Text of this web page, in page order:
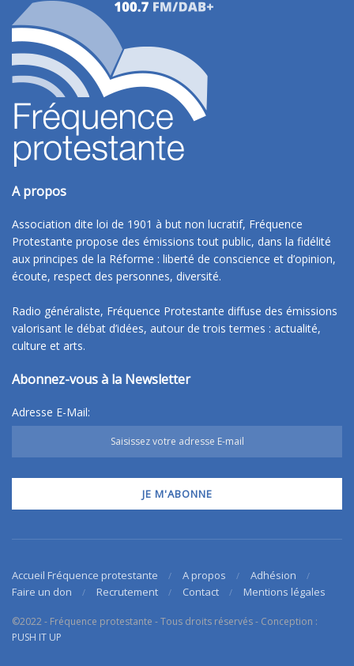
A propos
Association dite loi de 1901 à but non lucratif, Fréquence
Protestante propose des émissions tout public, dans la fidélité
aux principes de la Réforme : liberté de conscience et d’opinion,
écoute, respect des personnes, diversité.
Radio généraliste, Fréquence Protestante diffuse des émissions
valorisant le débat d’idées, autour de trois termes : actualité,
culture et arts.
Abonnez-vous à la Newsletter
Adresse E-Mail:
Accueil Fréquence protestante A propos
Adhésion
Faire un don
Recrutement Contact Mentions légales
©2022 - Fréquence protestante - Tous droits réservés - Conception :
PUSH IT UP